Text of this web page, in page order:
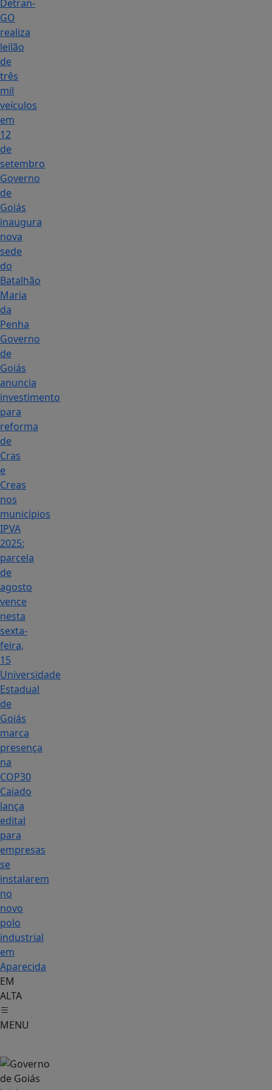
Detran-
GO
realiza
leilão
de
três
mil
veículos
em
12
de
setembro
Governo
de
Goiás
inaugura
nova
sede
do
Batalhão
Maria
da
Penha
Governo
de
Goiás
anuncia
investimento
para
reforma
de
Cras
e
Creas
nos
municípios
IPVA
2025:
parcela
de
agosto
vence
nesta
sexta-
feira,
15
Universidade
Estadual
de
Goiás
marca
presença
na
COP30
Caiado
lança
edital
para
empresas
se
instalarem
no
novo
polo
industrial
em
Aparecida
EM
ALTA
MENU